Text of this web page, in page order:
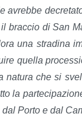
avrebbe
braccio di San
una stradina
quella
natura che si
la
Porto e dal